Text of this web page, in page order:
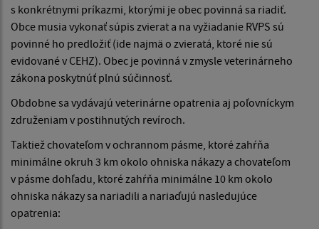
s konkrétnymi príkazmi, ktorými je obec povinná sa riadiť.
Obce musia vykonať súpis zvierat a na vyžiadanie RVPS sú
povinné ho predložiť (ide najmä o zvieratá, ktoré nie sú
evidované v CEHZ). Obec je povinná v zmysle veterinárneho
zákona poskytnúť plnú súčinnosť.
Obdobne sa vydávajú veterinárne opatrenia aj poľovníckym
združeniam v postihnutých revíroch.
Taktiež chovateľom v ochrannom pásme, ktoré zahŕňa
minimálne okruh 3 km okolo ohniska nákazy a chovateľom
v pásme dohľadu, ktoré zahŕňa minimálne 10 km okolo
ohniska nákazy sa nariadili a nariaďujú nasledujúce
opatrenia: